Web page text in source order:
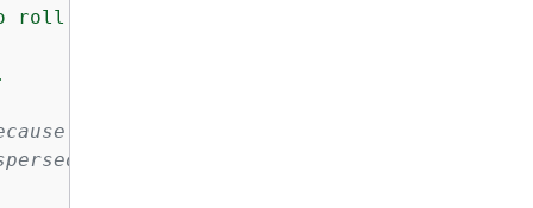
roll back.
delete markers are
in time.